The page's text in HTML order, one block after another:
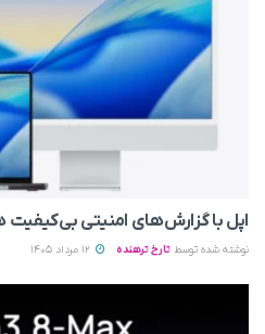
اپل با گزارش‌های امنیتی
نوشته شده توسط تارخ ترهنده